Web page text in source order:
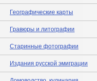
Географические карты
Гравюры и литографии
Старинные фотографии
Издания русской эмиграции